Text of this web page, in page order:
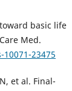
basic life
Med.
23475
et al. Final-